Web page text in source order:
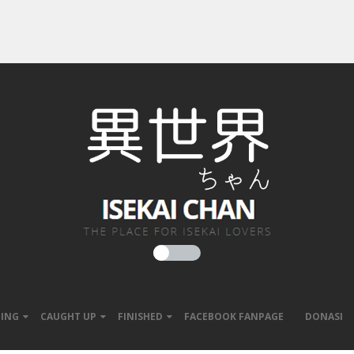
CAUGHT UP FINISHED FACEBOOK FANPAGE DONASI